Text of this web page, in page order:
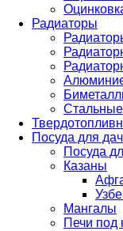
Радиаторы
Стальные
Посуда для
Посуда
Казаны
Мангалы
Печи под